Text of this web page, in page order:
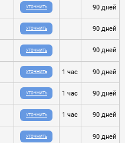
УТОЧНИТЬ 90 дней
УТОЧНИТЬ 90 дней
УТОЧНИТЬ 90 дней
УТОЧНИТЬ 1 час 90 дней
УТОЧНИТЬ 1 час 90 дней
УТОЧНИТЬ 1 час 90 дней
УТОЧНИТЬ 90 дней